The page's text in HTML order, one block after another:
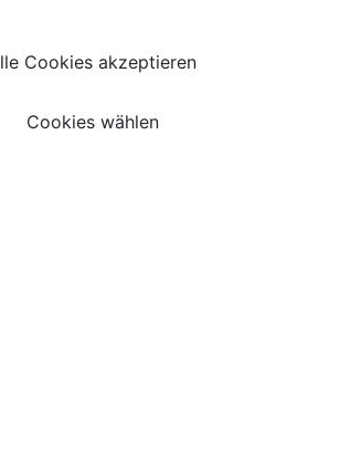
Cookies akzeptieren
Cookies wählen